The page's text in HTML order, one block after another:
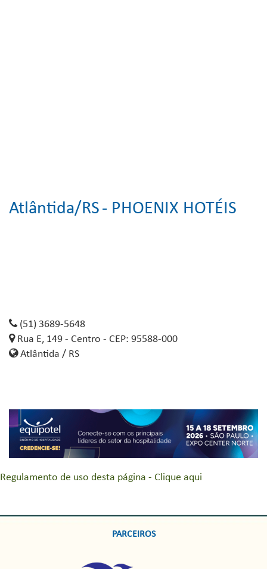
Atlântida/RS- PHOENIX HOTÉIS
(51) 3689-5648
Rua E, 149 - Centro - CEP: 95588-000
Atlântida / RS
Regulamento de uso desta página - Clique aqui
PARCEIROS